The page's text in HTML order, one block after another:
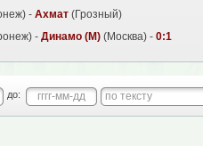
- Ахмат (Грозный)
- Динамо (М) (Москва) - 0:1
до: